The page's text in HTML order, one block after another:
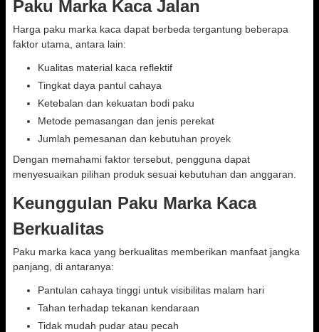
Paku Marka Kaca Jalan
Harga paku marka kaca dapat berbeda tergantung beberapa
faktor utama, antara lain:
Kualitas material kaca reflektif
Tingkat daya pantul cahaya
Ketebalan dan kekuatan bodi paku
Metode pemasangan dan jenis perekat
Jumlah pemesanan dan kebutuhan proyek
Dengan memahami faktor tersebut, pengguna dapat
menyesuaikan pilihan produk sesuai kebutuhan dan anggaran.
Keunggulan Paku Marka Kaca
Berkualitas
Paku marka kaca yang berkualitas memberikan manfaat jangka
panjang, di antaranya:
Pantulan cahaya tinggi untuk visibilitas malam hari
Tahan terhadap tekanan kendaraan
Tidak mudah pudar atau pecah